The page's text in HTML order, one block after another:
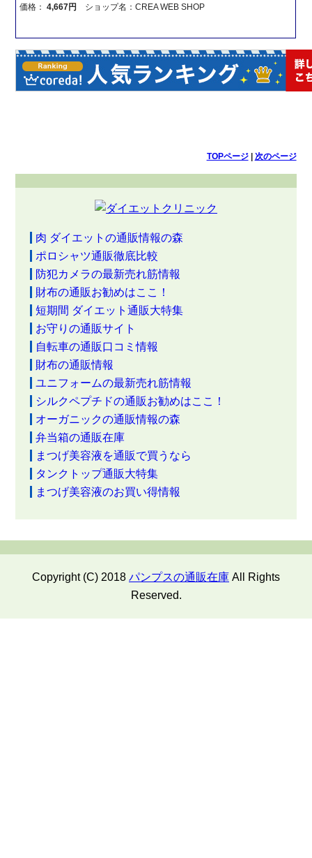
価格：4,667円 ショップ名：CREA WEB SHOP
TOPページ| 次のページ
肉 ダイエットの通販情報の森
ポロシャツ通販徹底比較
防犯カメラの最新売れ筋情報
財布の通販お勧めはここ！
短期間 ダイエット通販大特集
お守りの通販サイト
自転車の通販口コミ情報
財布の通販情報
ユニフォームの最新売れ筋情報
シルクペプチドの通販お勧めはここ！
オーガニックの通販情報の森
弁当箱の通販在庫
まつげ美容液を通販で買うなら
タンクトップ通販大特集
まつげ美容液のお買い得情報
Copyright (C) 2018 パンプスの通販在庫 All Rights
Reserved.